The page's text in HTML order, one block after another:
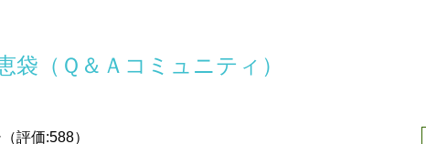
袋（Ｑ＆Ａコミュニティ）
評価:588）